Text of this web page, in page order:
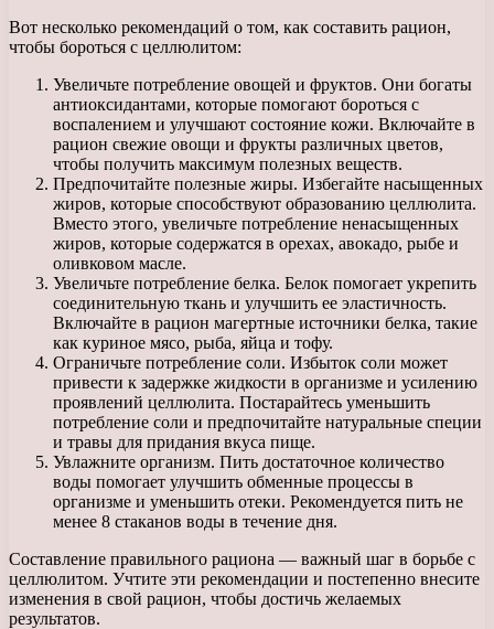
Вот несколько рекомендаций о том, как составить рацион,
чтобы бороться с целлюлитом:
Увеличьте потребление овощей и фруктов. Они богаты
антиоксидантами, которые помогают бороться с
воспалением и улучшают состояние кожи. Включайте в
рацион свежие овощи и фрукты различных цветов,
чтобы получить максимум полезных веществ.
Предпочитайте полезные жиры. Избегайте насыщенных
жиров, которые способствуют образованию целлюлита.
Вместо этого, увеличьте потребление ненасыщенных
жиров, которые содержатся в орехах, авокадо, рыбе и
оливковом масле.
Увеличьте потребление белка. Белок помогает укрепить
соединительную ткань и улучшить ее эластичность.
Включайте в рацион магертные источники белка, такие
как куриное мясо, рыба, яйца и тофу.
Ограничьте потребление соли. Избыток соли может
привести к задержке жидкости в организме и усилению
проявлений целлюлита. Постарайтесь уменьшить
потребление соли и предпочитайте натуральные специи
и травы для придания вкуса пище.
Увлажните организм. Пить достаточное количество
воды помогает улучшить обменные процессы в
организме и уменьшить отеки. Рекомендуется пить не
менее 8 стаканов воды в течение дня.
Составление правильного рациона — важный шаг в борьбе с
целлюлитом. Учтите эти рекомендации и постепенно внесите
изменения в свой рацион, чтобы достичь желаемых
результатов.